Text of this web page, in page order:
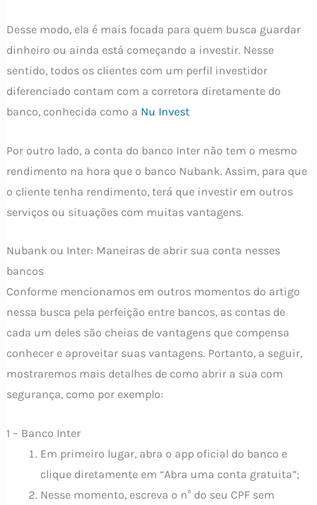
Desse modo, ela é mais focada para quem busca guardar
dinheiro ou ainda está começando a investir. Nesse
sentido, todos os clientes com um perfil investidor
diferenciado contam com a corretora diretamente do
banco, conhecida como a Nu Invest
Por outro lado, a conta do banco Inter não tem o mesmo
rendimento na hora que o banco Nubank. Assim, para que
o cliente tenha rendimento, terá que investir em outros
serviços ou situações com muitas vantagens.
Nubank ou Inter: Maneiras de abrir sua conta nesses
bancos
Conforme mencionamos em outros momentos do artigo
nessa busca pela perfeição entre bancos, as contas de
cada um deles são cheias de vantagens que compensa
conhecer e aproveitar suas vantagens. Portanto, a seguir,
mostraremos mais detalhes de como abrir a sua com
segurança, como por exemplo:
1 – Banco Inter
Em primeiro lugar, abra o app oficial do banco e
clique diretamente em “Abra uma conta gratuita”;
Nesse momento, escreva o n° do seu CPF sem